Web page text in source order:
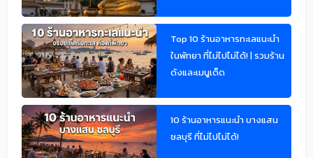
Top 10 ร้านอาหารทะเลแนะนำ
ในพัทยา ที่ไม่ไปไม่ได้! | รวมร้าน
ดังและเมนูเด็ด
10 ร้านอาหารแนะนำ บางแสน
ชลบุรี ที่ไม่ไปไม่ได้!